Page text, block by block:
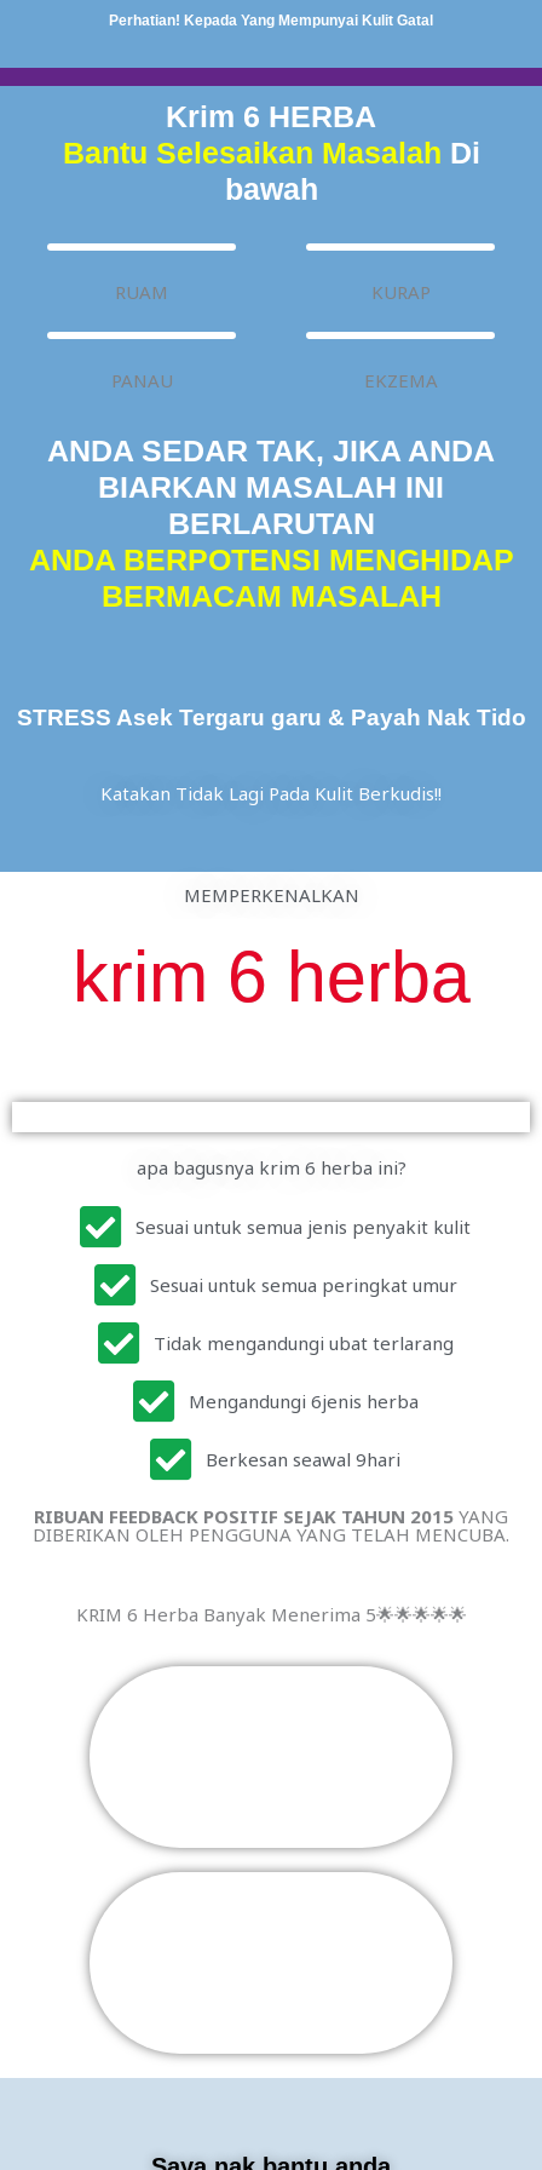
Perhatian! Kepada Yang Mempunyai Kulit Gatal
Krim 6 HERBA
Bantu Selesaikan Masalah Di
bawah
RUAM KURAP
PANAU EKZEMA
ANDA SEDAR TAK, JIKA ANDA
BIARKAN MASALAH INI
BERLARUTAN
ANDA BERPOTENSI MENGHIDAP
BERMACAM MASALAH
STRESS Asek Tergaru garu & Payah Nak Tido
Katakan Tidak Lagi Pada Kulit Berkudis!!
MEMPERKENALKAN
krim 6 herba
apa bagusnya krim 6 herba ini?
Sesuai untuk semua jenis penyakit kulit
Sesuai untuk semua peringkat umur
Tidak mengandungi ubat terlarang
Mengandungi 6jenis herba
Berkesan seawal 9hari
RIBUAN FEEDBACK POSITIF SEJAK TAHUN 2015 YANG
DIBERIKAN OLEH PENGGUNA YANG TELAH MENCUBA.
KRIM 6 Herba Banyak Menerima 5🌟🌟🌟🌟🌟